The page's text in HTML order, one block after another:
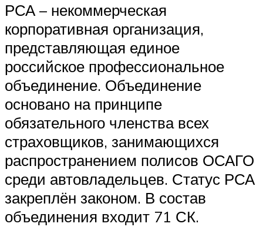
РСА – некоммерческая
корпоративная организация,
представляющая единое
российское профессиональное
объединение. Объединение
основано на принципе
обязательного членства всех
страховщиков, занимающихся
распространением полисов ОСАГО
среди автовладельцев. Статус РСА
закреплён законом. В состав
объединения входит 71 СК.